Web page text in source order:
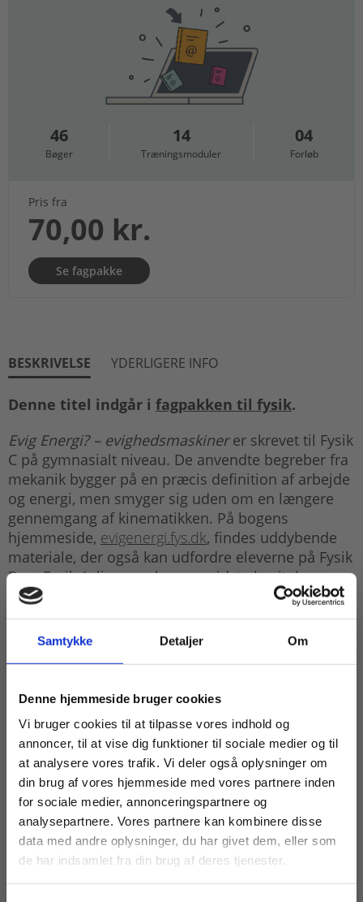
Samtykke Detaljer Om
Denne hjemmeside bruger cookies
Vi bruger cookies til at tilpasse vores indhold og
annoncer, til at vise dig funktioner til sociale medier og til
at analysere vores trafik. Vi deler også oplysninger om
din brug af vores hjemmeside med vores partnere inden
for sociale medier, annonceringspartnere og
analysepartnere. Vores partnere kan kombinere disse
data med andre oplysninger, du har givet dem, eller som
de har indsamlet fra din brug af deres tjenester.
46
Bøger
14
Træningsmoduler
04
Forløb
Pris fra
70,00 kr.
Se fagpakke
BESKRIVELSE YDERLIGERE INFO
Denne titel indgår i fagpakken til fysik.
Evig Energi? – evighedsmaskinerer skrevet til Fysik
C på gymnasialt niveau. De anvendte begreber fra
mekanik bygger på en præcis definition af arbejde
og energi, men smyger sig uden om en længere
gennemgang af kinematikken. På bogens
hjemmeside, evigenergi.fys.dk, findes uddybende
materiale, der også kan udfordre eleverne på Fysik
B og Fysik A, ligesom bogens sidste kapitel
indeholder afsnit skrevet specielt for disse
niveauer. Tre bøger,Brændselsceller,Solcellerog
Evighedsmaskiner
er samlet under en fælles
betegnelse, Evig energi? Man ser både eksempler
naturlovene bag udfoldelsen af menneskets
Jagten på evighedsmaskiner vil næppe nogensinde
resultere i en fungerende maskine, men
forslagene har givet indsigt i naturen, aftvunget
erkendelsen nye begreber og affødt
termodynamikkens love. Lovene lærer os, hvilke
virkningsgrader vi kan stræbe efter i
effektiviseringen af faktisk fungerende maskiner
for energiomsætning. Ja, vi bruger i dag
Køb læremidler og find masterclasses mm.
Fortsæt som:
For privatkunder og
studerende. Du får
vist priser inkl.
For institutioner og
virksomheder. Du
får vist priser ekskl.